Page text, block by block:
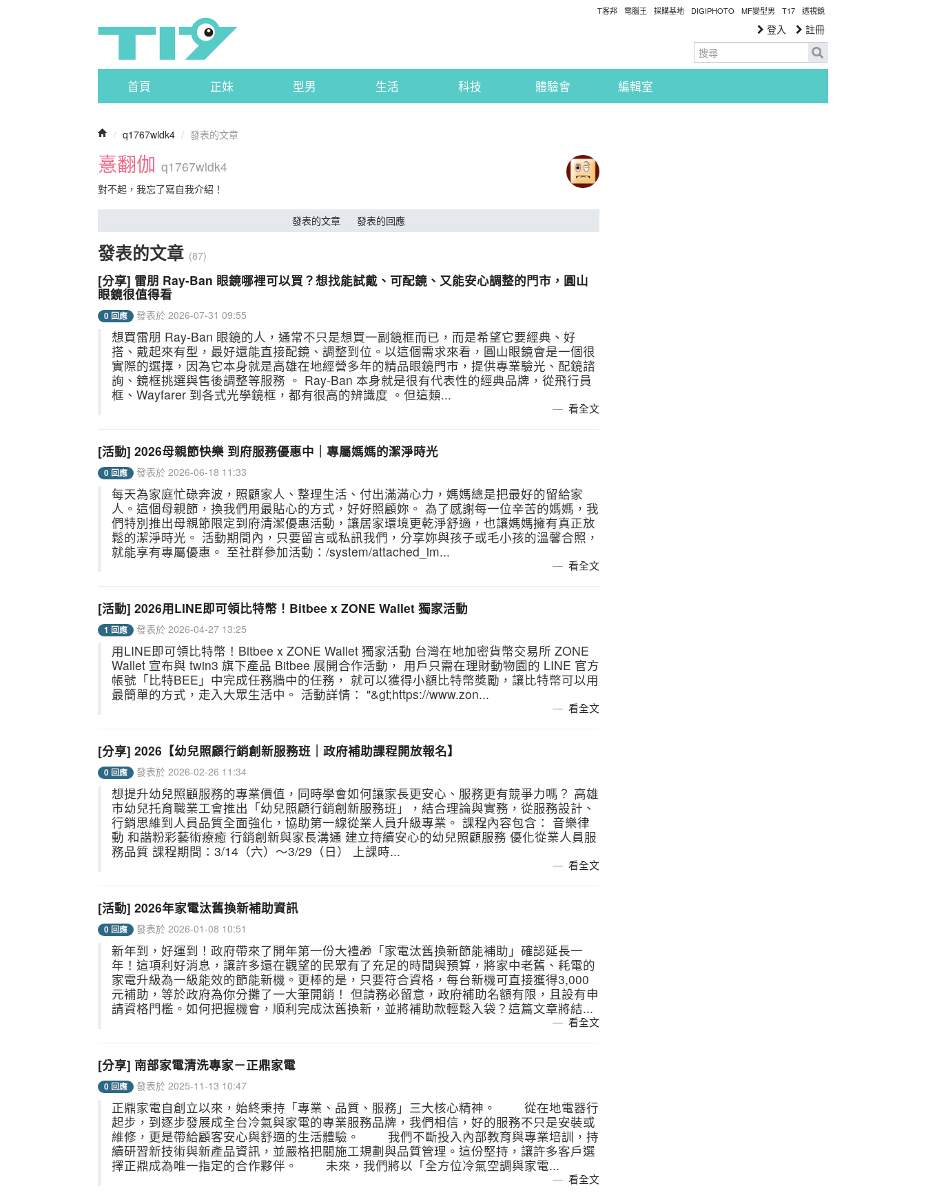
T客邦 電腦王 採購基地 DIGIPHOTO MF變型男 T17 透視鏡
登入 註冊
首頁 正妹 型男 生活 科技 體驗會 編輯室
/ q1767wldk4 / 發表的文章
憙翻伽 q1767wldk4
對不起，我忘了寫自我介紹！
發表的文章 發表的回應
發表的文章 (87)
[分享] 雷朋 Ray-Ban 眼鏡哪裡可以買？想找能試戴、可配鏡、又能安心調整的門市，圓山
眼鏡很值得看
0 回應 發表於 2026-07-31 09:55
想買雷朋 Ray-Ban 眼鏡的人，通常不只是想買一副鏡框而已，而是希望它要經典、好
搭、戴起來有型，最好還能直接配鏡、調整到位。以這個需求來看，圓山眼鏡會是一個很
實際的選擇，因為它本身就是高雄在地經營多年的精品眼鏡門市，提供專業驗光、配鏡諮
詢、鏡框挑選與售後調整等服務 。 Ray-Ban 本身就是很有代表性的經典品牌，從飛行員
框、Wayfarer 到各式光學鏡框，都有很高的辨識度 。但這類...
看全文
[活動] 2026母親節快樂 到府服務優惠中｜專屬媽媽的潔淨時光
0 回應 發表於 2026-06-18 11:33
每天為家庭忙碌奔波，照顧家人、整理生活、付出滿滿心力，媽媽總是把最好的留給家
人。這個母親節，換我們用最貼心的方式，好好照顧妳。 為了感謝每一位辛苦的媽媽，我
們特別推出母親節限定到府清潔優惠活動，讓居家環境更乾淨舒適，也讓媽媽擁有真正放
鬆的潔淨時光。 活動期間內，只要留言或私訊我們，分享妳與孩子或毛小孩的溫馨合照，
就能享有專屬優惠。 至社群參加活動：/system/attached_im...
看全文
[活動] 2026用LINE即可領比特幣！Bitbee x ZONE Wallet 獨家活動
1 回應 發表於 2026-04-27 13:25
用LINE即可領比特幣！Bitbee x ZONE Wallet 獨家活動 台灣在地加密貨幣交易所 ZONE
Wallet 宣布與 twin3 旗下產品 Bitbee 展開合作活動， 用戶只需在理財動物園的 LINE 官方
帳號「比特BEE」中完成任務牆中的任務， 就可以獲得小額比特幣獎勵，讓比特幣可以用
最簡單的方式，走入大眾生活中。 活動詳情： "&gt;https://www.zon...
看全文
[分享] 2026【幼兒照顧行銷創新服務班｜政府補助課程開放報名】
0 回應 發表於 2026-02-26 11:34
想提升幼兒照顧服務的專業價值，同時學會如何讓家長更安心、服務更有競爭力嗎？ 高雄
市幼兒托育職業工會推出「幼兒照顧行銷創新服務班」，結合理論與實務，從服務設計、
行銷思維到人員品質全面強化，協助第一線從業人員升級專業。 課程內容包含： 音樂律
動 和諧粉彩藝術療癒 行銷創新與家長溝通 建立持續安心的幼兒照顧服務 優化從業人員服
務品質 課程期間：3/14（六）～3/29（日） 上課時...
看全文
[活動] 2026年家電汰舊換新補助資訊
0 回應 發表於 2026-01-08 10:51
新年到，好運到！政府帶來了開年第一份大禮🎁「家電汰舊換新節能補助」確認延長一
年！這項利好消息，讓許多還在觀望的民眾有了充足的時間與預算，將家中老舊、耗電的
家電升級為一級能效的節能新機。更棒的是，只要符合資格，每台新機可直接獲得3,000
元補助，等於政府為你分攤了一大筆開銷！ 但請務必留意，政府補助名額有限，且設有申
請資格門檻。如何把握機會，順利完成汰舊換新，並將補助款輕鬆入袋？這篇文章將結...
看全文
[分享] 南部家電清洗專家－正鼎家電
0 回應 發表於 2025-11-13 10:47
正鼎家電自創立以來，始終秉持「專業、品質、服務」三大核心精神。 從在地電器行
起步，到逐步發展成全台冷氣與家電的專業服務品牌，我們相信，好的服務不只是安裝或
維修，更是帶給顧客安心與舒適的生活體驗。 我們不斷投入內部教育與專業培訓，持
續研習新技術與新產品資訊，並嚴格把關施工規劃與品質管理。這份堅持，讓許多客戶選
擇正鼎成為唯一指定的合作夥伴。 未來，我們將以「全方位冷氣空調與家電...
看全文